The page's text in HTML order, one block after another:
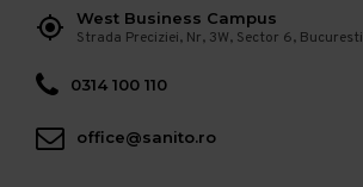
West Business Campus
Strada Preciziei, Nr, 3W, Sector 6, Bucuresti
0314 100 110
office@sanito.ro